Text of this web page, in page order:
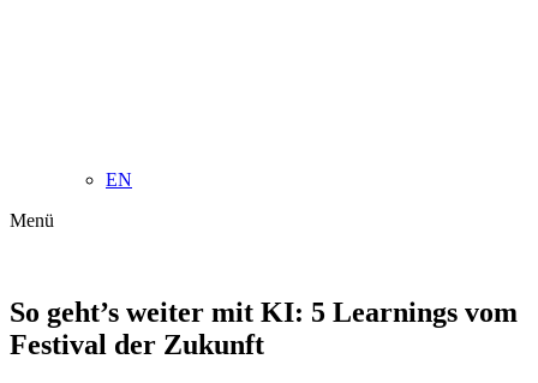
EN
Menü
So geht’s weiter mit KI: 5 Learnings vom
Festival der Zukunft